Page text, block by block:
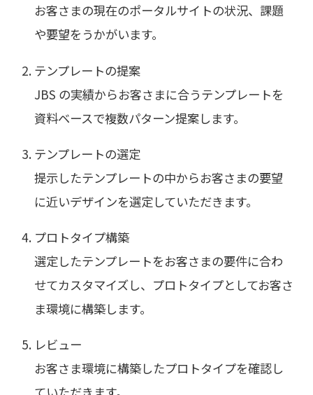
お客さまの現在のポータルサイトの状況、課題
や要望をうかがいます。
テンプレートの提案
JBS の実績からお客さまに合うテンプレートを
資料ベースで複数パターン提案します。
テンプレートの選定
提示したテンプレートの中からお客さまの要望
に近いデザインを選定していただきます。
プロトタイプ構築
選定したテンプレートをお客さまの要件に合わ
せてカスタマイズし、プロトタイプとしてお客さ
ま環境に構築します。
レビュー
お客さま環境に構築したプロトタイプを確認し